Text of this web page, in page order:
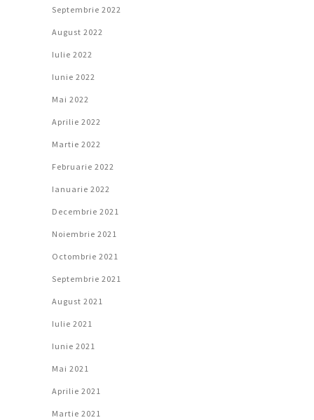
Septembrie 2022
August 2022
Iulie 2022
Iunie 2022
Mai 2022
Aprilie 2022
Martie 2022
Februarie 2022
Ianuarie 2022
Decembrie 2021
Noiembrie 2021
Octombrie 2021
Septembrie 2021
August 2021
Iulie 2021
Iunie 2021
Mai 2021
Aprilie 2021
Martie 2021